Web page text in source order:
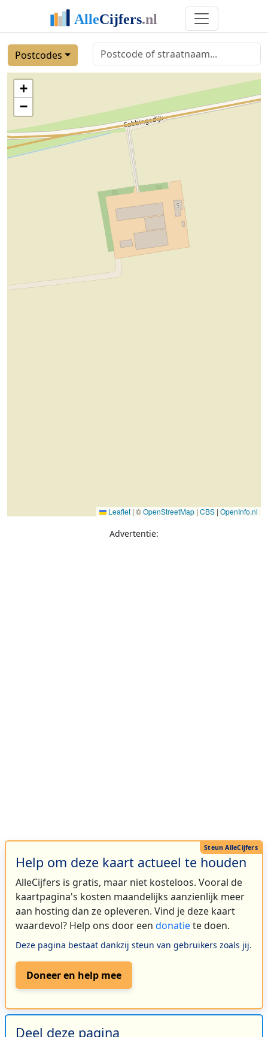
Postcodes
+
−
Leaflet | ©OpenStreetMap | CBS | OpenInfo.nl
Advertentie:
Help om deze kaart actueel te houden
AlleCijfers is gratis, maar niet kosteloos. Vooral de
kaartpagina's kosten maandelijks aanzienlijk meer
aan hosting dan ze opleveren. Vind je deze kaart
waardevol? Help ons door een donatiete doen.
Deze pagina bestaat dankzij steun van gebruikers zoals jij.
Doneer en help mee
Deel deze pagina